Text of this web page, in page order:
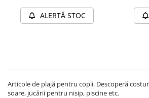
ALERTĂ STOC
Articole de plajă pentru copii. Descoperă
soare, jucării pentru nisip, piscine etc.